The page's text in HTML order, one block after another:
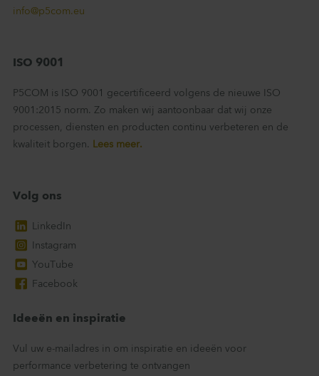
info@p5com.eu
ISO 9001
P5COM is ISO 9001 gecertificeerd volgens de nieuwe ISO
9001:2015 norm. Zo maken wij aantoonbaar dat wij onze
processen, diensten en producten continu verbeteren en de
kwaliteit borgen.
Lees meer.
Volg ons
LinkedIn
Instagram
YouTube
Facebook
Ideeën en inspiratie
Vul uw e-mailadres in om inspiratie en ideeën voor
performance verbetering te ontvangen